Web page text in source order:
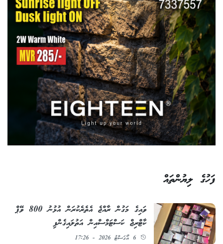
ފަހުގެ ލިޔުންތައް
ވައިގެ މަގުން ރާއްޖެ އެތެރެކުރަން އުޅުނު 800 ވޭޕް
ކާޓްރިޖް ކަސްޓަމްސްއިން އަތުލައިގެންފި
6 އޯގަސްޓު 2026 - 17:26